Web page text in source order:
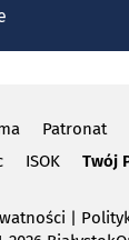
Patronat
ISOK Twój